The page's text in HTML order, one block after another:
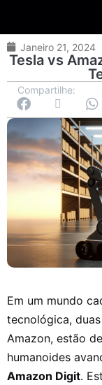
Janeiro 21, 2024
Tesla vs
Compartilhe:
Em um mundo
tecnológica,
Amazon, estão
humanoides
Amazon Digit.